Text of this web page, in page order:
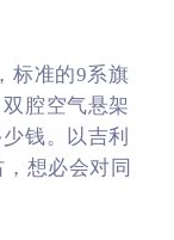
标准的9系旗
腔空气悬架
钱。以吉利
想必会对同